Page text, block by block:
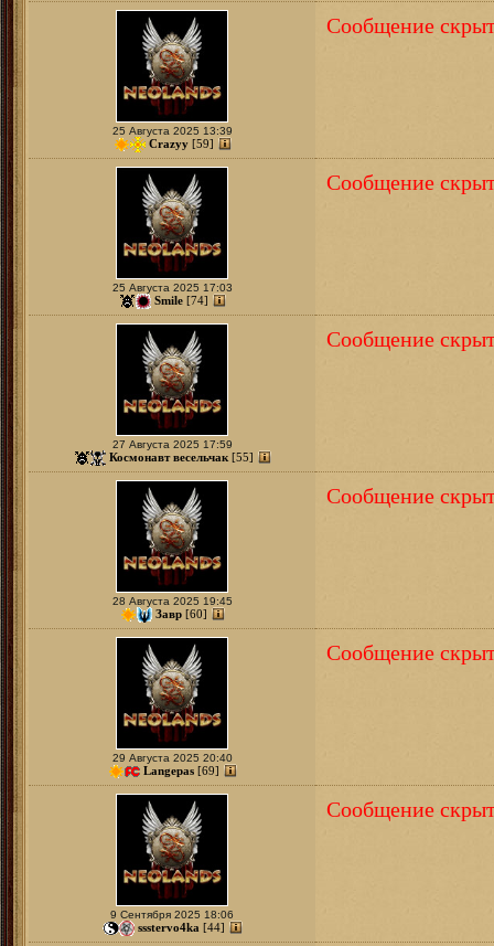
25 Августа 2025 13:39
Crazyy [59]
Сообщение
25 Августа 2025 17:03
Smile [74]
Сообщение
27 Августа 2025 17:59
Космонавт весельчак [55]
Сообщение
28 Августа 2025 19:45
Завр [60]
Сообщение
29 Августа 2025 20:40
Langepas [69]
Сообщение
9 Сентября 2025 18:06
ssstervo4ka [44]
Сообщение